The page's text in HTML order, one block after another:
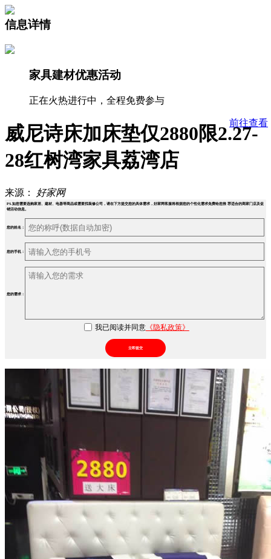
信息详情
家具建材优惠活动
正在火热进行中，全程免费参与
前往查看
威尼诗床加床垫仅2880限2.27-
28红树湾家具荔湾店
来源： 好家网
PS.如您需要选购家居、建材、电器等商品或需要找装修公司，请在下方提交您的具体需求，好家网客服将根据您的个性化需求免费给您推 荐适合的商家门店及促
销活动信息。
您的姓名：
您的手机：
您的需求：
我已阅读并同意《隐私政策》
立即提交